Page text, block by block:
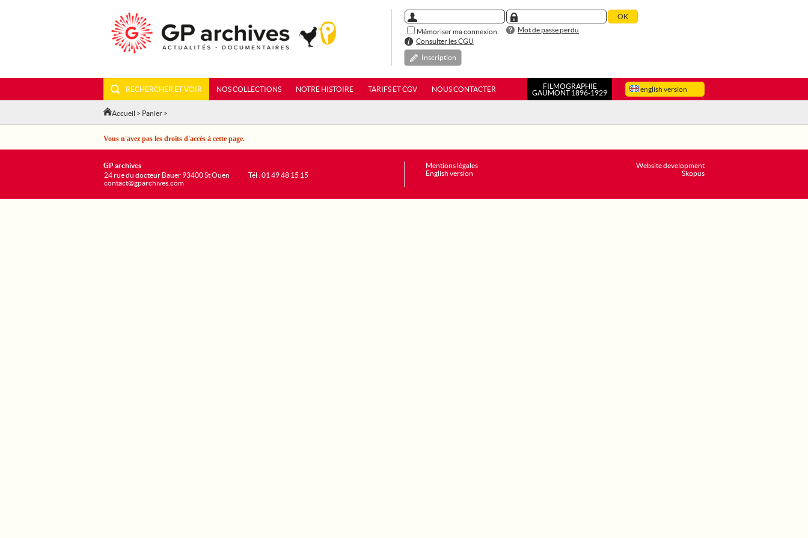
Mémoriser ma connexion
Mot de passe perdu
Consulter les CGU
Inscription
english version
RECHERCHER ET VOIR NOS COLLECTIONS NOTRE HISTOIRE TARIFS ET CGV NOUS CONTACTER
FILMOGRAPHIE
GAUMONT 1896-1929
Accueil > Panier >
Vous n'avez pas les droits d'accès à cette page.
Website development
Skopus
GP archives
24 rue du docteur Bauer 93400 St Ouen
contact@gparchives.com
Tél : 01 49 48 15 15
Mentions légales
English version